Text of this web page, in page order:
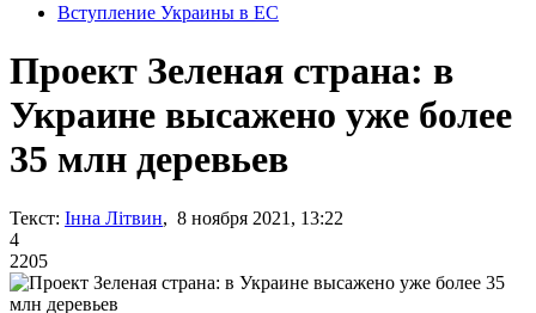
Вступление Украины в ЕС
Проект Зеленая страна: в
Украине высажено уже более
35 млн деревьев
Текст: Інна Літвин, 8 ноября 2021, 13:22
4
2205